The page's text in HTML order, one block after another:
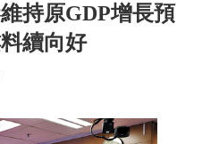
持原GDP增長預
續向好